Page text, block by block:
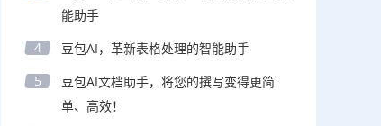
能助手
4
豆包AI，革新表格处理的智能助手
5
豆包AI文档助手，将您的撰写变得更简
单、高效！